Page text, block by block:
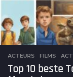
ACTEURS ,FILMS
Top 10 beste